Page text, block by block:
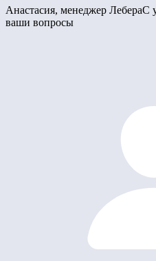
Анастасия, менеджер ЛебераС
ваши вопросы